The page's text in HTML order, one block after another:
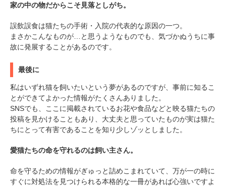
家の中の物だからこそ見落としがち。
誤飲誤食は猫たちの手術・入院の代表的な原因の一つ。
まさかこんなものが…と思うようなものでも、気づかぬうちに事
故に発展することがあるのです。
最後に
私はいずれ猫を飼いたいという夢があるのですが、事前に知るこ
とができてよかった情報がたくさんありました。
SNSでも、ここに掲載されているお花や食品などと映る猫たちの
投稿を見かけることもあり、大丈夫と思っていたものが実は猫た
ちにとって有害であることを知り少しゾッとしました。
愛猫たちの命を守れるのは飼い主さん。
命を守るための情報がぎゅっと詰めこまれていて、万が一の時に
すぐに対処法を見つけられる本格的な一冊があれば心強いですよ